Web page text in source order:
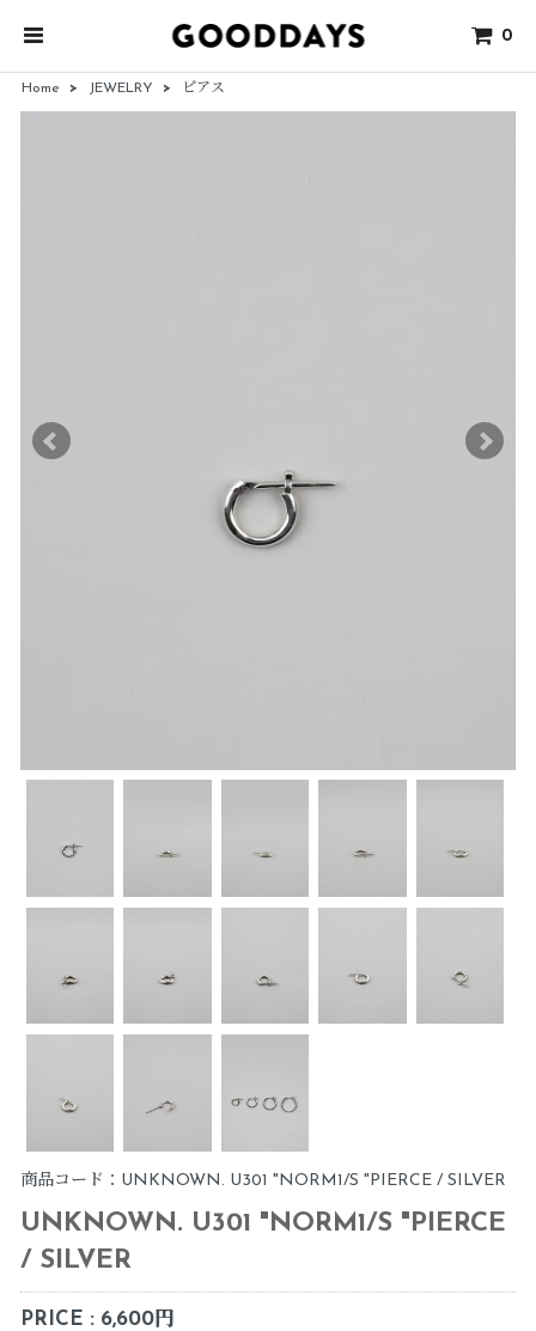
0
Home > JEWELRY > ピアス
商品コード：UNKNOWN. U301 "NORM1/S "PIERCE / SILVER
UNKNOWN. U301 "NORM1/S "PIERCE
/ SILVER
PRICE : 6,600円